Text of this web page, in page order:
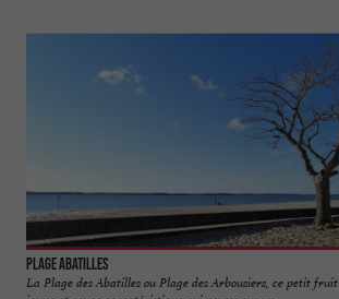
Plage Abatilles
La Plage des Abatilles ou Plage des Arbousiers, ce petit fruit